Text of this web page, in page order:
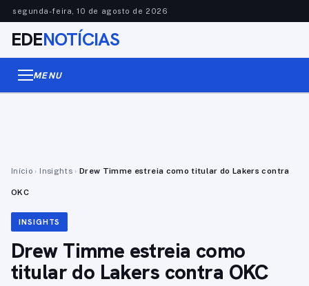
segunda-feira, 10 de agosto de 2026
EDENOTÍCIAS
MENU
Início › Insights › Drew Timme estreia como titular do Lakers contra
OKC
INSIGHTS
Drew Timme estreia como
titular do Lakers contra OKC